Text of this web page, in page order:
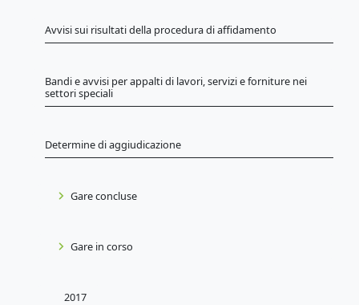
Avvisi sui risultati della procedura di affidamento
Bandi e avvisi per appalti di lavori, servizi e forniture nei
settori speciali
Determine di aggiudicazione
Gare concluse
Gare in corso
2017